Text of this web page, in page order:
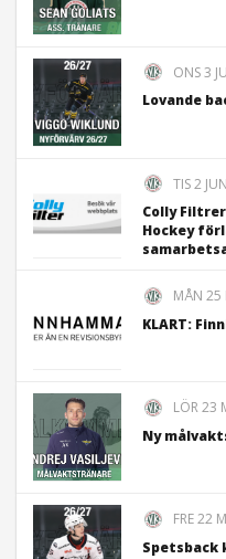
ONS 3
Lovande
TIS 2
Colly
Hockey
MÅN 25
KLART:
LÖR 23
Ny
FRE 22
Spetsback